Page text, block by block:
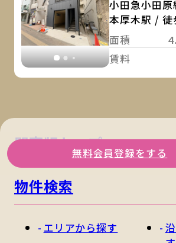
小田急小田原
本厚木駅 / 徒
面積
賃料
無料会員登録をする
関東版トップ
物件検索
エリアから探す